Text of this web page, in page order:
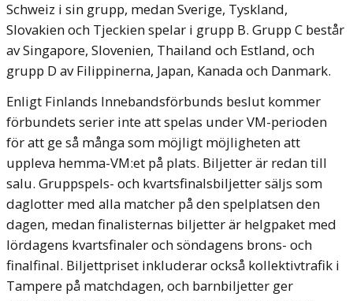
Schweiz i sin grupp, medan Sverige, Tyskland,
Slovakien och Tjeckien spelar i grupp B. Grupp C består
av Singapore, Slovenien, Thailand och Estland, och
grupp D av Filippinerna, Japan, Kanada och Danmark.
Enligt Finlands Innebandsförbunds beslut kommer
förbundets serier inte att spelas under VM-perioden
för att ge så många som möjligt möjligheten att
uppleva hemma-VM:et på plats. Biljetter är redan till
salu. Gruppspels- och kvartsfinalsbiljetter säljs som
daglotter med alla matcher på den spelplatsen den
dagen, medan finalisternas biljetter är helgpaket med
lördagens kvartsfinaler och söndagens brons- och
finalfinal. Biljettpriset inkluderar också kollektivtrafik i
Tampere på matchdagen, och barnbiljetter ger